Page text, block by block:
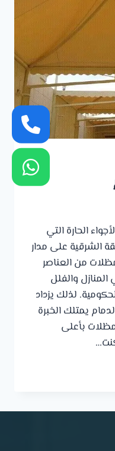
الحارة التي
الشرقية على مدار
من العناصر
والفلل
لذلك يزداد
يمتلك الخبرة
بأعلى